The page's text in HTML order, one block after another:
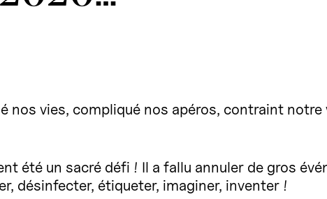
nos vies, compliqué nos apéros, contraint
été un sacré défi ! Il a fallu annuler de gros
désinfecter, étiqueter, imaginer, inventer !